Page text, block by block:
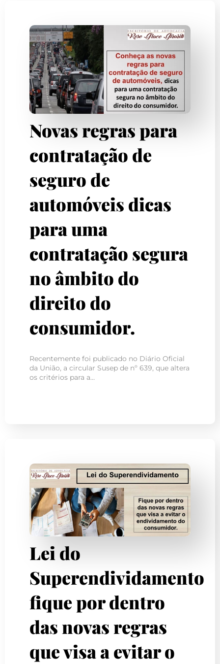
Novas regras para
contratação de
seguro de
automóveis dicas
para uma
contratação segura
no âmbito do
direito do
consumidor.
Recentemente foi publicado no Diário Oficial
da União, a circular Susep de nº 639, que altera
os critérios para a…
Lei do
Superendividamento
fique por dentro
das novas regras
que visa a evitar o